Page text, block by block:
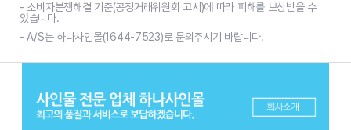
- 소비자분쟁해결 기준(공정거래위원회 고시)에 따라 피해를 보상받을 수
있습니다.
- A/S는 하나사인몰(1644-7523)로 문의주시기 바랍니다.